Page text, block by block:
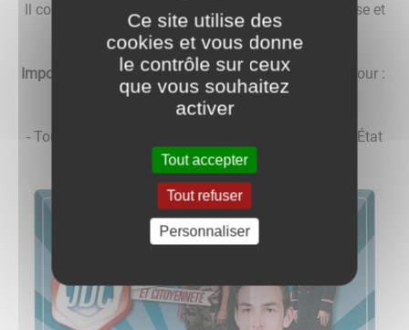
Il conditionne votre convocation à la Journée Défense et
Citoyenneté (JDC).
Important
: L’attestation de recensement est exigée pour :
- L’inscription au baccalauréat
- L’inscription au permis de conduire
- Tout examen ou concours soumis au contrôle de l’État
Ce site utilise des
cookies et vous donne
le contrôle sur ceux
que vous souhaitez
activer
Tout accepter
Tout refuser
Personnaliser